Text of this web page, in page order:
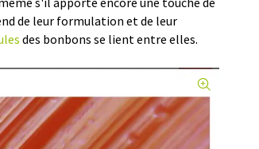
de leur formulation et de leur
des bonbons se lient entre elles.